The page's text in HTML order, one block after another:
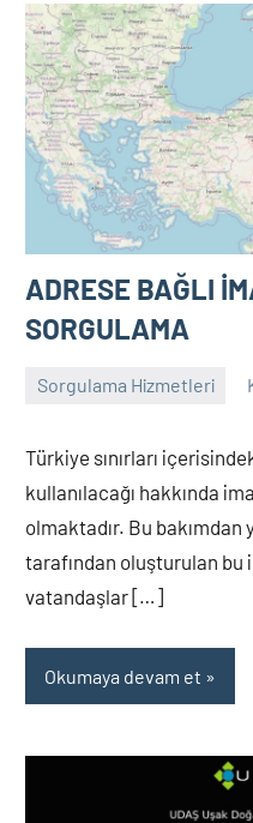
ADRESE BAĞLI
SORGULAMA
Sorgulama Hizmetleri
sorgulama
Yorum
Türkiye sınırları
kullanılacağı hakkında
olmaktadır. Bu
tarafından oluşturulan bu
vatandaşlar […]
Okumaya devam et